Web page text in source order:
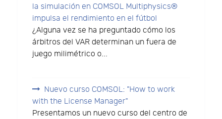
la simulación en COMSOL Multiphysics®
impulsa el rendimiento en el fútbol
¿Alguna vez se ha preguntado cómo los
árbitros del VAR determinan un fuera de
juego milimétrico o...
Nuevo curso COMSOL: "How to work
with the License Manager"
Presentamos un nuevo curso del centro de